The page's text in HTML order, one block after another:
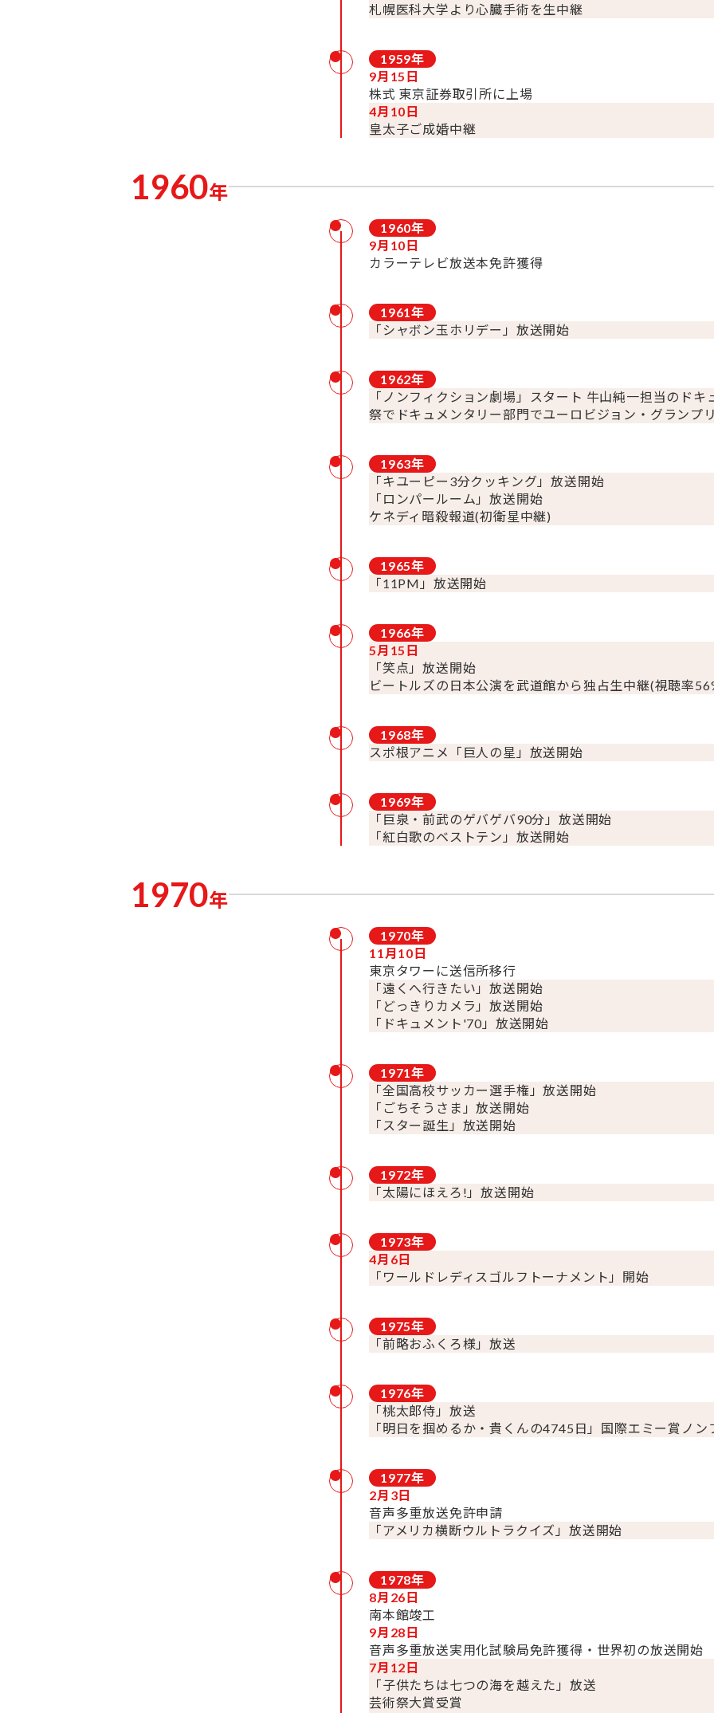
札幌医科大学より心臓手術を生中継
1959年
9月15日
株式 東京証券取引所に上場
4月10日
皇太子ご成婚中継
1960年
1960年
9月10日
カラーテレビ放送本免許獲得
1961年
「シャボン玉ホリデー」放送開始
1962年
「ノンフィクション劇場」スタート 牛山純一担当のド
祭でドキュメンタリー部門でユーロビジョン・グランプ
1963年
「キユーピー3分クッキング」放送開始
「ロンパールーム」放送開始
ケネディ暗殺報道(初衛星中継)
1965年
「11PM」放送開始
1966年
5月15日
「笑点」放送開始
ビートルズの日本公演を武道館から独占生中継(視聴率
1968年
スポ根アニメ「巨人の星」放送開始
1969年
「巨泉・前武のゲバゲバ90分」放送開始
「紅白歌のベストテン」放送開始
1970年
1970年
11月10日
東京タワーに送信所移行
「遠くへ行きたい」放送開始
「どっきりカメラ」放送開始
「ドキュメント'70」放送開始
1971年
「全国高校サッカー選手権」放送開始
「ごちそうさま」放送開始
「スター誕生」放送開始
1972年
「太陽にほえろ!」放送開始
1973年
4月6日
「ワールドレディスゴルフトーナメント」開始
1975年
「前略おふくろ様」放送
1976年
「桃太郎侍」放送
「明日を掴めるか・貴くんの4745日」国際エミー賞ノ
1977年
2月3日
音声多重放送免許申請
「アメリカ横断ウルトラクイズ」放送開始
1978年
8月26日
南本館竣工
9月28日
音声多重放送実用化試験局免許獲得・世界初の放送開始
7月12日
「子供たちは七つの海を越えた」放送
芸術祭大賞受賞